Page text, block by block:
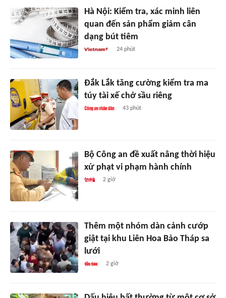
Hà Nội: Kiểm tra, xác minh liên
quan đến sản phẩm giảm cân
dạng bút tiêm
24 phút
Đắk Lắk tăng cường kiểm tra ma
túy tài xế chở sầu riêng
43 phút
Bộ Công an đề xuất nâng thời hiệu
xử phạt vi phạm hành chính
2 giờ
Thêm một nhóm dàn cảnh cướp
giật tại khu Liên Hoa Bảo Tháp sa
lưới
2 giờ